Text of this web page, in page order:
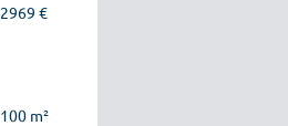
2969 €
100 m²